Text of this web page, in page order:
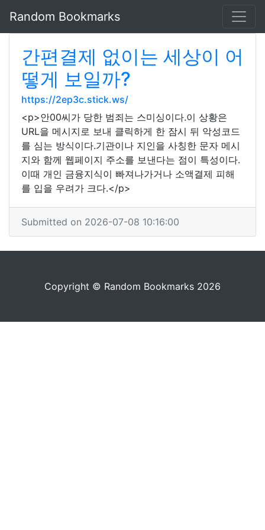
Random Bookmarks
간편결제 없이는 세상이 어
떻게 보일까?
https://2ep3c.stick.ws/
<p>안00씨가 당한 범죄는 스미싱이다.이 상황은
URL을 메시지로 보내 클릭하게 한 잠시 뒤 악성코드
를 심는 방식이다.기관이나 지인을 사칭한 문자 메시
지와 함께 웹페이지 주소를 보낸다는 점이 특성이다.
이때 개인 금융지식이 빠져나가거나 소액결제 피해
를 입을 우려가 크다.</p>
Submitted on 2026-07-08 10:16:00
Copyright © Random Bookmarks 2026